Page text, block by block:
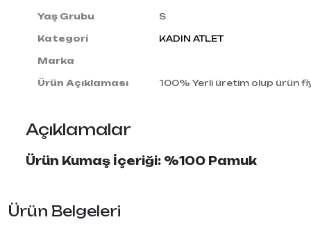
Yaş Grubu S
Kategori KADIN ATLET
Marka
Ürün Açıklaması 100% Yerli üretim olup ürün
Açıklamalar
Ürün Kumaş İçeriği: %100 Pamuk
Ürün Belgeleri